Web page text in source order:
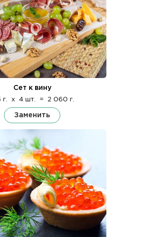
Сет к вину
г. x 4 шт. = 2 060 г.
Заменить